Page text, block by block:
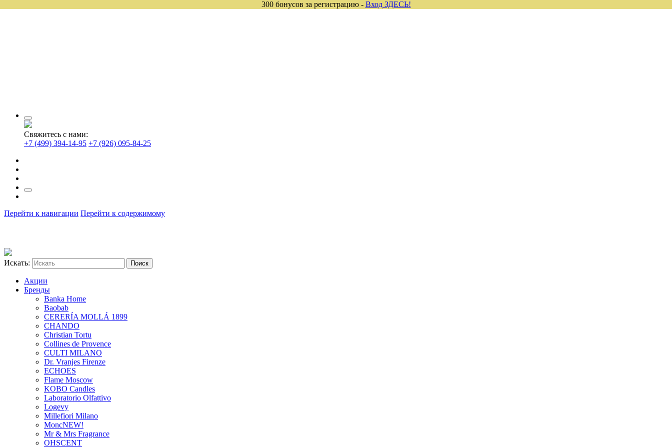
Свяжитесь с нами:
+7 (499) 394-14-95 +7 (926) 095-84-25
Перейти к навигации Перейти к содержимому
Искать:
Акции
Бренды
Banka Home
Baobab
CERERÍA MOLLÁ 1899
CHANDO
Christian Tortu
Collines de Provence
CULTI MILANO
Dr. Vranjes Firenze
ECHOES
Flame Moscow
KOBO Candles
Laboratorio Olfattivo
Logevy
Millefiori Milano
MoncNEW!
Mr & Mrs Fragrance
OHSCENT
300 бонусов за регистрацию - Вход ЗДЕСЬ!